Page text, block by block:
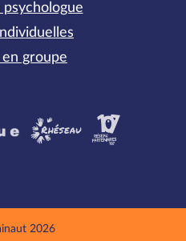
psychologue
en groupe
2026